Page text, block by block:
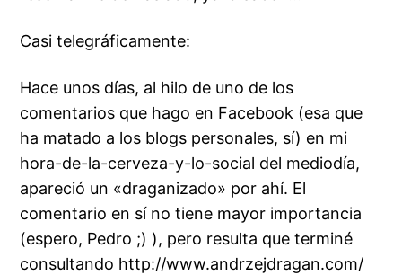
Casitelegráficamente:
Hace unos días, al hilo de uno de los
comentarios que hago en Facebook (esa que
ha matado a los blogs personales, sí) en mi
hora-de-la-cerveza-y-lo-social del mediodía,
apareció un «draganizado» por ahí. El
comentario en sí no tiene mayor importancia
(espero, Pedro ;) ), pero resulta que terminé
consultando http://www.andrzejdragan.com/